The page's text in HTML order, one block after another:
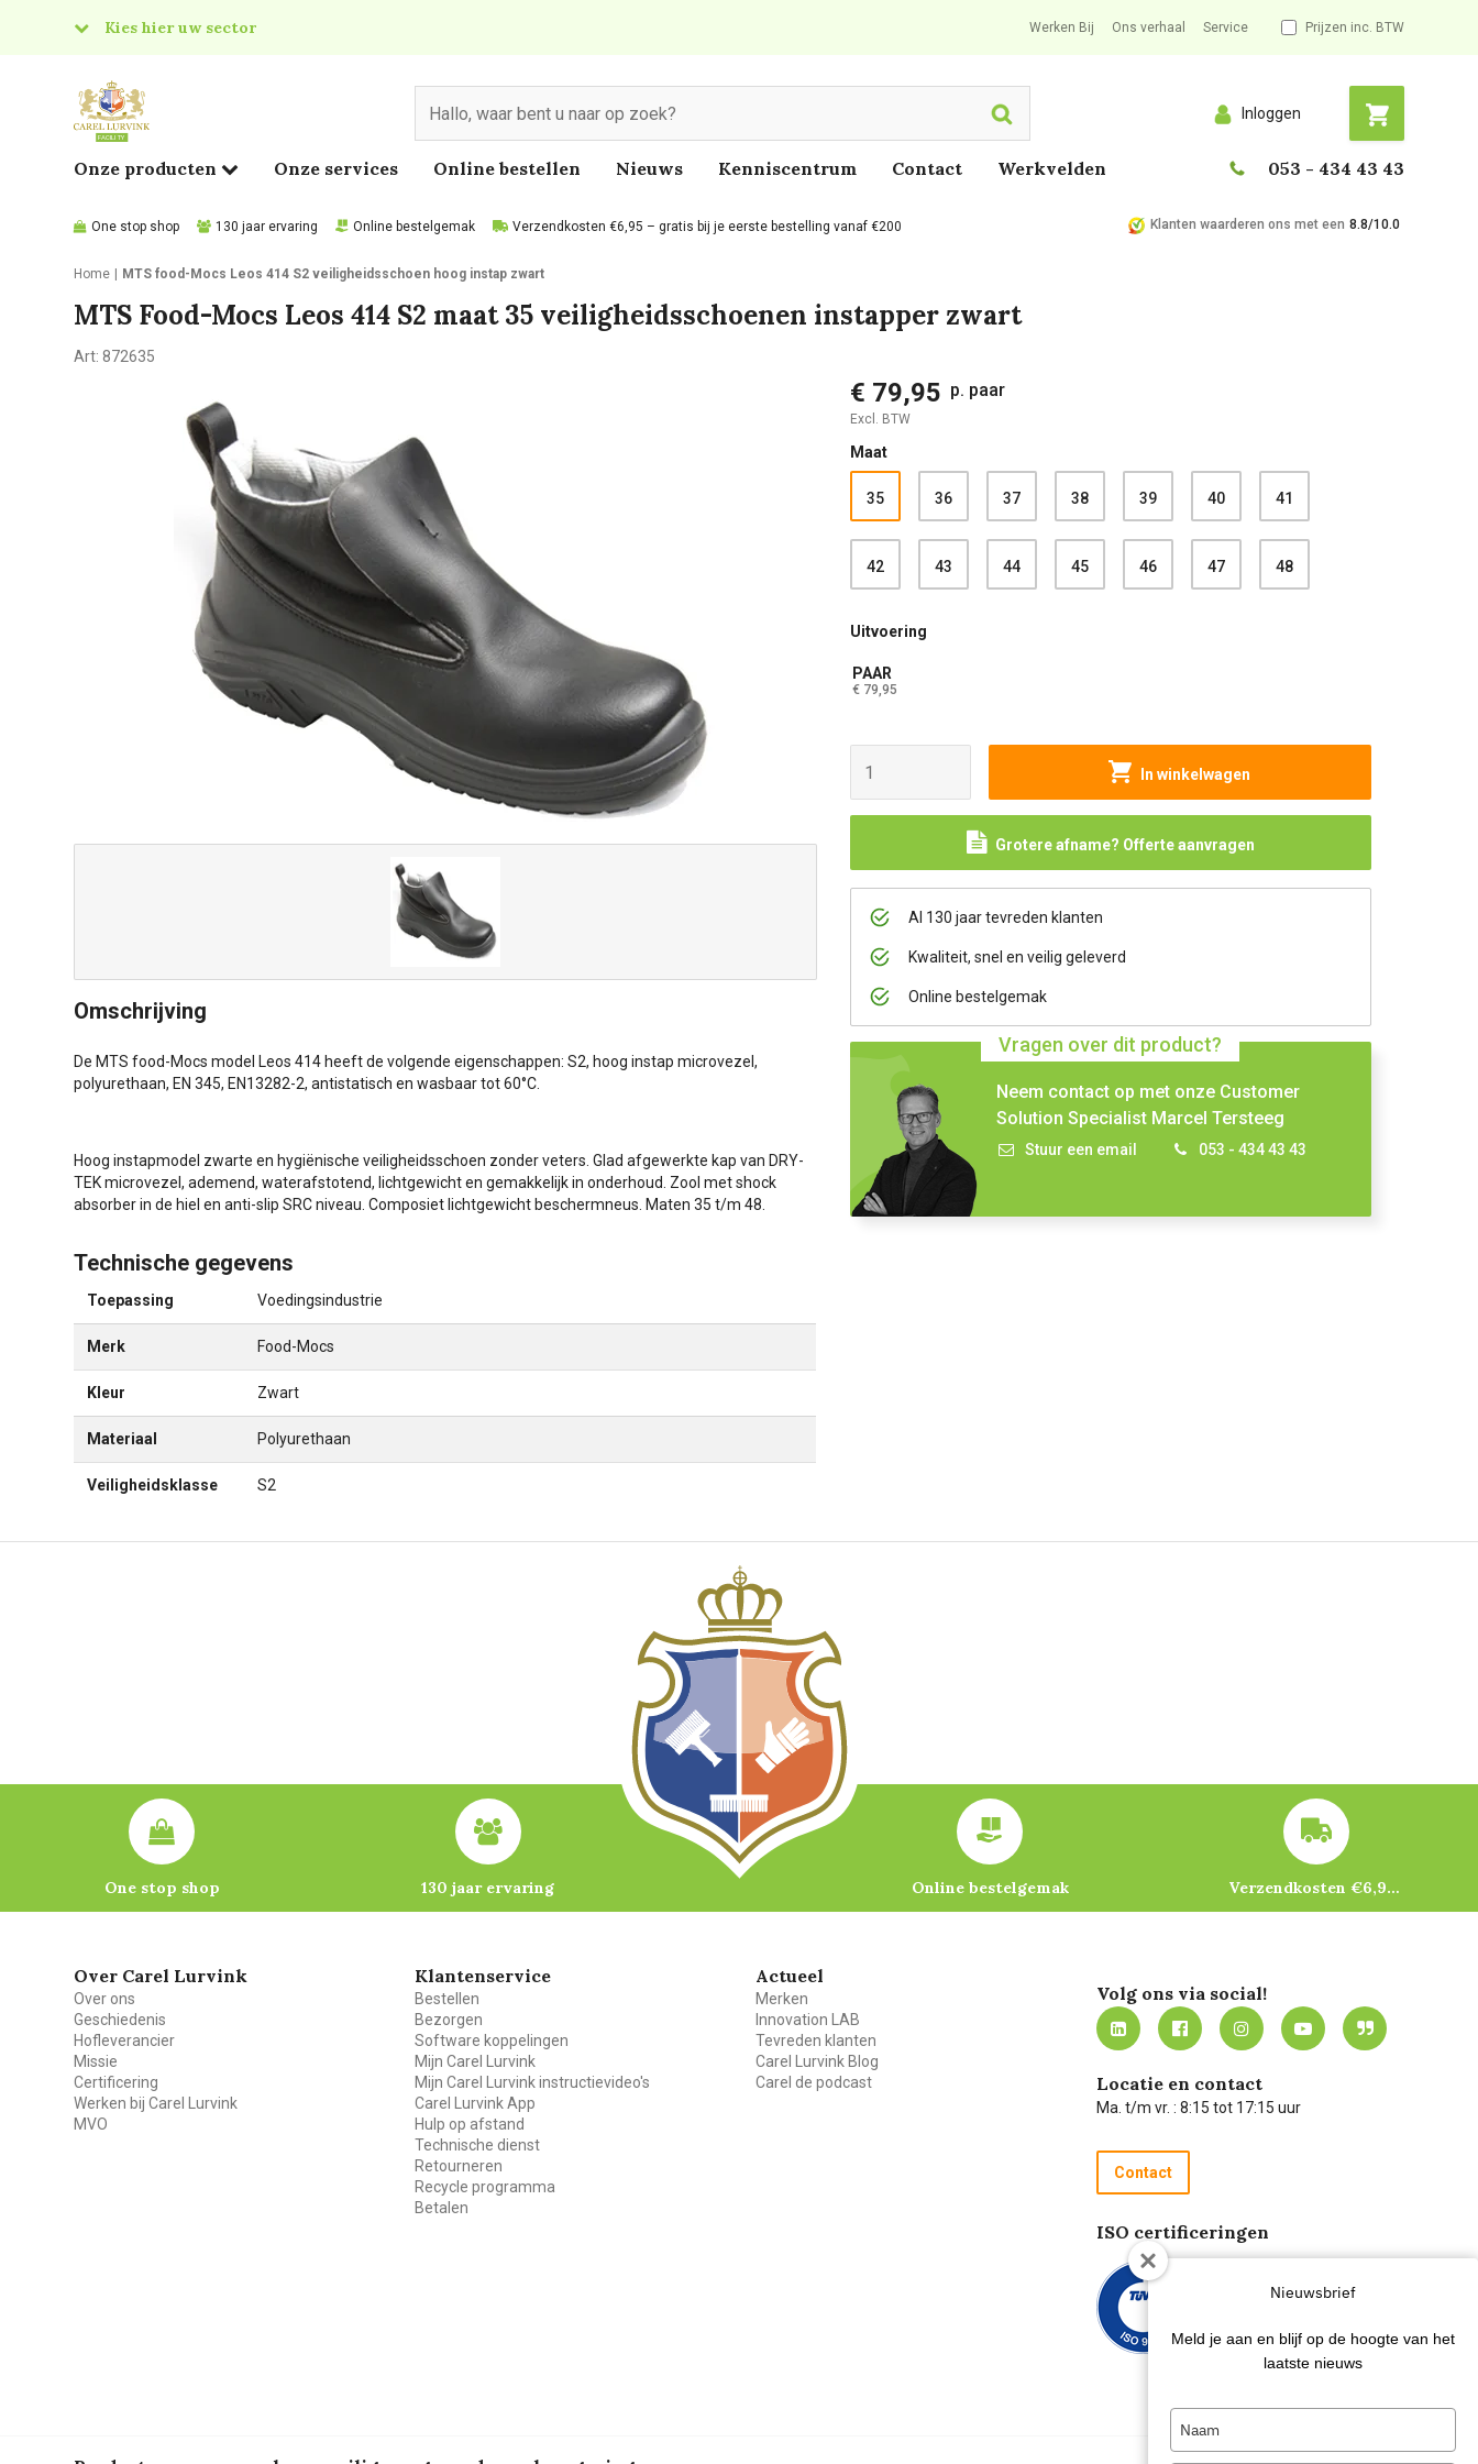
Kies hier uw sector
Food
Werken Bij Ons verhaal Service Prijzen inc. BTW
Search Inloggen
Onze producten Onze services Online bestellen Nieuws Kenniscentrum Contact Werkvelden 053 - 434 43 43
One stop shop 130 jaar ervaring Online bestelgemak Verzendkosten €6,95 – gratis bij je eerste bestelling vanaf €200 Klanten waarderen ons met een 8.8/10.0
Home MTS food-Mocs Leos 414 S2 veiligheidsschoen hoog instap zwart
MTS Food-Mocs Leos 414 S2 maat 35 veiligheidsschoenen instapper zwart
Art: 872635
€ 79,95 p. paar
Excl. BTW
Maat
35 36 37 38 39 40 41
42 43 44 45 46 47 48
Uitvoering
PAAR
€ 79,95
In winkelwagen
Grotere afname? Offerte aanvragen
Al 130 jaar tevreden klanten
Kwaliteit, snel en veilig geleverd
Online bestelgemak
Vragen over dit product?
Neem contact op met onze Customer
Solution Specialist Marcel Tersteeg
Stuur een email 053 - 434 43 43
Omschrijving
De MTS food-Mocs model Leos 414 heeft de volgende eigenschappen: S2, hoog instap microvezel,
polyurethaan, EN 345, EN13282-2, antistatisch en wasbaar tot 60°C.
Hoog instapmodel zwarte en hygiënische veiligheidsschoen zonder veters. Glad afgewerkte kap van DRY-
TEK microvezel, ademend, waterafstotend, lichtgewicht en gemakkelijk in onderhoud. Zool met shock
absorber in de hiel en anti-slip SRC niveau. Composiet lichtgewicht beschermneus. Maten 35 t/m 48.
Technische gegevens
Toepassing Voedingsindustrie
Merk Food-Mocs
Kleur Zwart
Materiaal Polyurethaan
Veiligheidsklasse S2
One stop shop 130 jaar ervaring Online bestelgemak Verzendkosten €6,95 – gratis bij je eerste bestelling vanaf €200
Over Carel Lurvink
Over ons
Geschiedenis
Hofleverancier
Missie
Certificering
Werken bij Carel Lurvink
MVO
Klantenservice
Bestellen
Bezorgen
Software koppelingen
Mijn Carel Lurvink
Mijn Carel Lurvink instructievideo's
Carel Lurvink App
Hulp op afstand
Technische dienst
Retourneren
Recycle programma
Betalen
Actueel
Merken
Innovation LAB
Tevreden klanten
Carel Lurvink Blog
Carel de podcast
Volg ons via social!
Locatie en contact
Ma. t/m vr. : 8:15 tot 17:15 uur
Contact
ISO certificeringen
Nieuwsbrief
Meld je aan en blijf op de hoogte van het
laatste nieuws